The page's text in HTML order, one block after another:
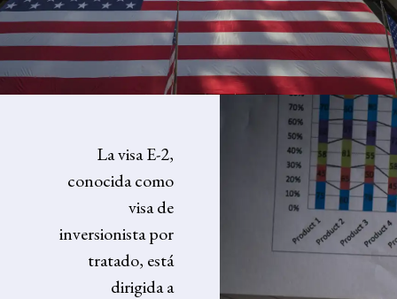
La visa E-2,
conocida como
visa de
inversionista por
tratado, está
dirigida a